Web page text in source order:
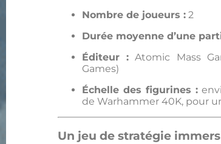
Nombre de joueurs : 2
Durée moyenne d’une
Éditeur : Atomic Mass
Games)
Échelle des figurines :
de Warhammer 40K, pour
Un jeu de stratégie